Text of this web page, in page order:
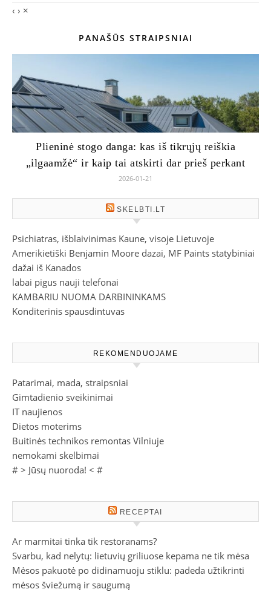
‹ › ×
PANAŠŪS STRAIPSNIAI
Plieninė stogo danga: kas iš tikrųjų reiškia
„ilgaamžė“ ir kaip tai atskirti dar prieš perkant
2026-01-21
SKELBTI.LT
Psichiatras, išblaivinimas Kaune, visoje Lietuvoje
Amerikietiški Benjamin Moore dazai, MF Paints statybiniai
dažai iš Kanados
labai pigus nauji telefonai
KAMBARIU NUOMA DARBININKAMS
Konditerinis spausdintuvas
REKOMENDUOJAME
Patarimai, mada, straipsniai
Gimtadienio sveikinimai
IT naujienos
Dietos moterims
Buitinės technikos remontas Vilniuje
nemokami skelbimai
# > Jūsų nuoroda! < #
RECEPTAI
Ar marmitai tinka tik restoranams?
Svarbu, kad nelytų: lietuvių griliuose kepama ne tik mėsa
Mėsos pakuotė po didinamuoju stiklu: padeda užtikrinti
mėsos šviežumą ir saugumą